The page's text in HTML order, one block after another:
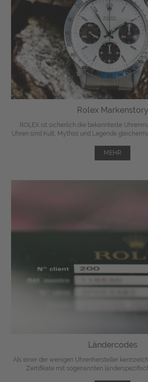
Rolex Markenstory
ROLEX ist sicherlich die bekannteste
Uhren sind Kult, Mythos und Legende
MEHR
Ländercodes
Als einer der wenigen Uhrenhersteller
Zertifikate mit sogenannten